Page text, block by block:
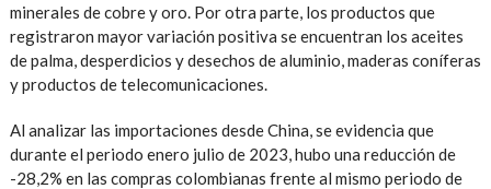
minerales de cobre y oro. Por otra parte, los productos que
registraron mayor variación positiva se encuentran los aceites
de palma, desperdicios y desechos de aluminio, maderas coníferas
y productos de telecomunicaciones.
Al analizar las importaciones desde China, se evidencia que
durante el periodo enero julio de 2023, hubo una reducción de
-28,2% en las compras colombianas frente al mismo periodo de